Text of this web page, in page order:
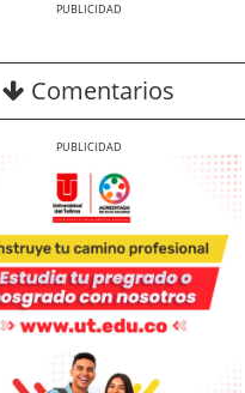
Comentarios